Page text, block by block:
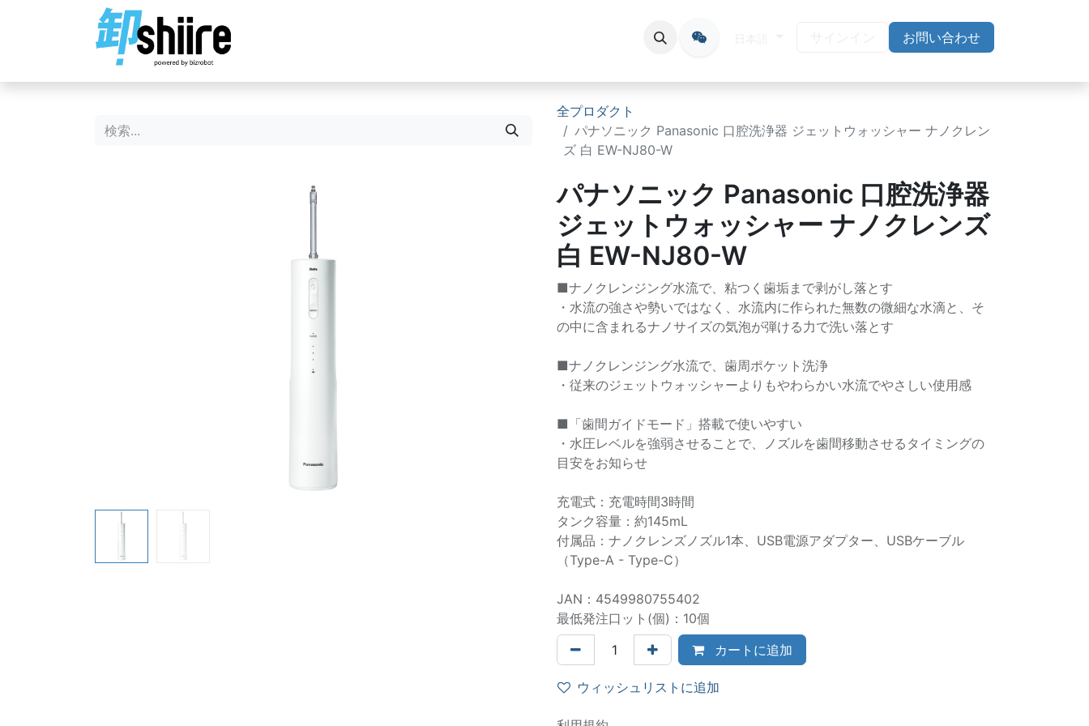
お問い合わせ
全プロダクト
パナソニック Panasonic 口腔洗浄器 ジェットウォッシャー ナノクレン
ズ 白 EW-NJ80-W
パナソニック Panasonic 口腔洗浄器
ジェットウォッシャー ナノクレンズ
白 EW-NJ80-W
■ナノクレンジング水流で、粘つく歯垢まで剥がし落とす
・水流の強さや勢いではなく、水流内に作られた無数の微細な水滴と、そ
の中に含まれるナノサイズの気泡が弾ける力で洗い落とす
■ナノクレンジング水流で、歯周ポケット洗浄
・従来のジェットウォッシャーよりもやわらかい水流でやさしい使用感
■「歯間ガイドモード」搭載で使いやすい
・水圧レベルを強弱させることで、ノズルを歯間移動させるタイミングの
目安をお知らせ
充電式：充電時間3時間
タンク容量：約145mL
付属品：ナノクレンズノズル1本、USB電源アダプター、USBケーブル
（Type-A - Type-C）
JAN：4549980755402
最低発注口ット(個)：10個
カートに追加
ウィッシュリストに追加